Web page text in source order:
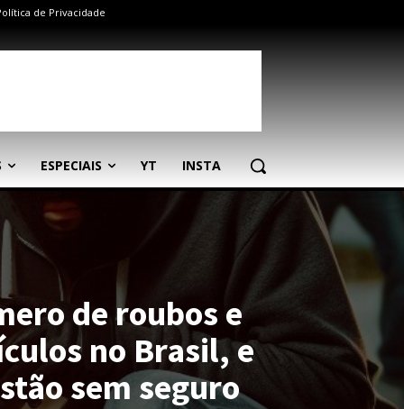
de Privacidade
ESPECIAIS YT INSTA
de roubos e
no Brasil, e
sem seguro